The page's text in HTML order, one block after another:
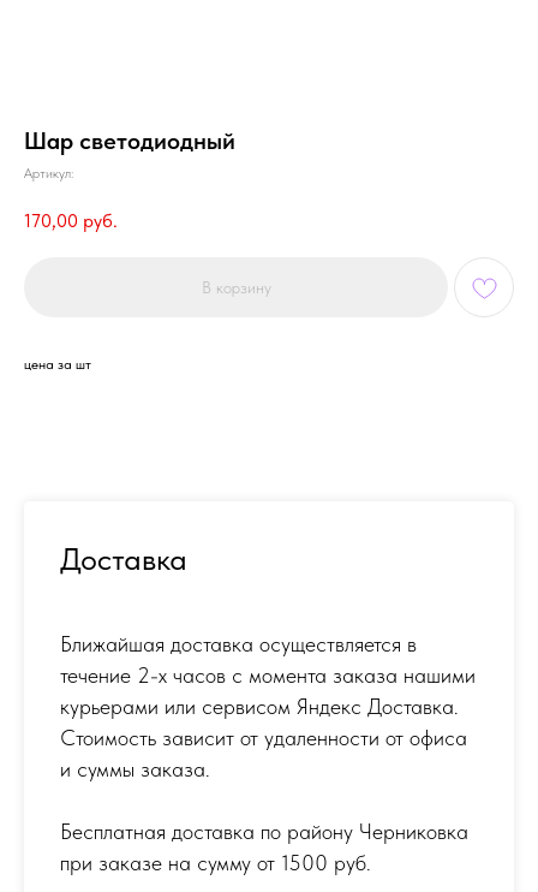
Шар светодиодный
Артикул:
170,00 руб.
В корзину
цена за шт
Доставка
Ближайшая доставка осуществляется в
течение 2-х часов с момента заказа нашими
курьерами или сервисом Яндекс Доставка.
Стоимость зависит от удаленности от офиса
и суммы заказа.
Бесплатная доставка по району Черниковка
при заказе на сумму от 1500 руб.